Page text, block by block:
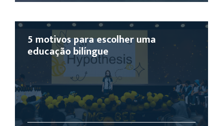
5 motivos para escolher uma
educação bilíngue